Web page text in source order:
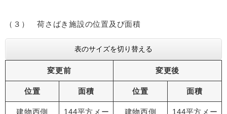
（３） 荷さばき施設の位置及び面積
表のサイズを切り替える
変更前 変更後
位置 面積 位置 面積
建物西側 144平方メー 建物西側 144平方メー